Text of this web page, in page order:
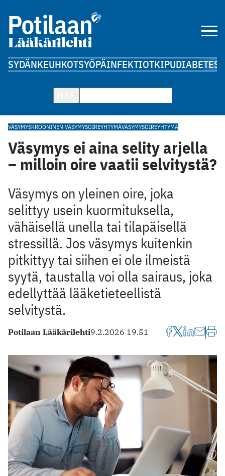
SYDÄNKEUHKOTSYÖPÄINFEKTIOTKIPUDIABETES
VÄSYMYSKROONINEN VÄSYMYSOIREYHTYMÄVÄSYMYSOIREYHTYMÄ
Väsymys ei aina selity arjella
– milloin oire vaatii selvitystä?
Väsymys on yleinen oire, joka
selittyy usein kuormituksella,
vähäisellä unella tai tilapäisellä
stressillä. Jos väsymys kuitenkin
pitkittyy tai siihen ei ole ilmeistä
syytä, taustalla voi olla sairaus, joka
edellyttää lääketieteellistä
selvitystä.
Potilaan Lääkärilehti9.2.2026 19.51